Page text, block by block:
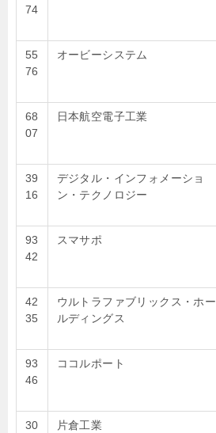
74
55
76
オービーシステム
68
07
日本航空電子工業
39
16
デジタル・インフォメーショ
ン・テクノロジー
93
42
スマサポ
42
35
ウルトラファブリックス・ホー
ルディングス
93
46
ココルポート
30
片倉工業